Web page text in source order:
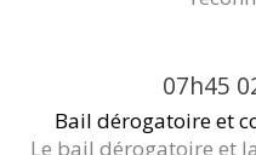
07h45
Bail dérogatoire et
Le bail dérogatoire et